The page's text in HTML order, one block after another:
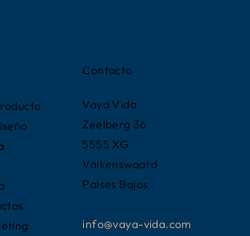
Contacto
Vaya Vida
Zeelberg 36
5555 XG
Valkenswaard
Países Bajos
info@vaya-vida.com